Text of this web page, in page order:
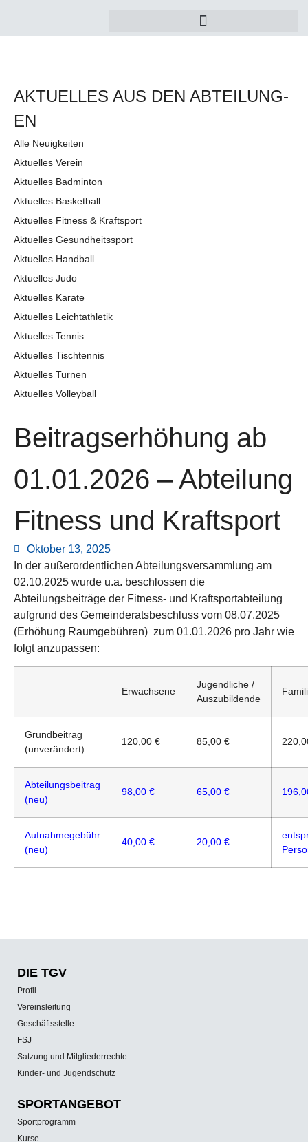
AKTUELLES AUS DEN AB­TEI­LUNG­
EN
Alle Neuigkeiten
Aktuelles Verein
Aktuelles Badminton
Aktuelles Basketball
Aktuelles Fitness & Kraftsport
Aktuelles Gesundheitssport
Aktuelles Handball
Aktuelles Judo
Aktuelles Karate
Aktuelles Leichtathletik
Aktuelles Tennis
Aktuelles Tischtennis
Aktuelles Turnen
Aktuelles Volleyball
Beitragserhöhung ab
01.01.2026 – Abteilung
Fitness und Kraftsport
Oktober 13, 2025
In der außerordentlichen Abteilungsversammlung am
02.10.2025 wurde u.a. beschlossen die
Abteilungsbeiträge der Fitness- und Kraftsportabteilung
aufgrund des Gemeinderatsbeschluss vom 08.07.2025
(Erhöhung Raumgebühren) zum 01.01.2026 pro Jahr wie
folgt anzupassen:
Erwachsene
Jugendliche /
Auszubildende
Grundbeitrag
(unverändert)
120,00 € 85,00 €
Abteilungsbeitrag
(neu)
98,00 € 65,00 €
Aufnahmegebühr
(neu)
40,00 € 20,00 €
DIE TGV
Profil
Vereinsleitung
Geschäftsstelle
FSJ
Satzung und Mitgliederrechte
Kinder- und Jugendschutz
SPORT­ANGEBOT
Sportprogramm
Kurse